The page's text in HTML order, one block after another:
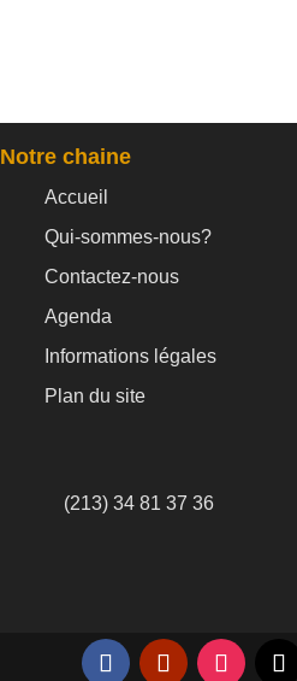
Notre chaine
Accueil
Qui-sommes-nous?
Contactez-nous
Agenda
Informations légales
Plan du site
(213) 34 81 37 36